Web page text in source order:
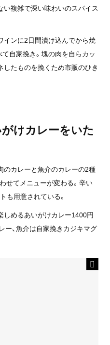
い複雑で深い味わいのスパイス
インに2日間漬け込んでから焼
て自家挽き。塊の肉を自らカッ
したものを挽くため市販のひき
けカレーをいた
のカレーと魚介のカレーの2種
せてメニューが変わる。辛い
も用意されている。
しめるあいがけカレー1400円
ー、魚介は自家挽きカジキマグ